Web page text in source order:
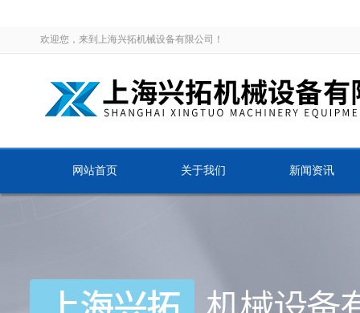
欢迎您，来到上海兴拓机械设备有限公司！
网站首页 关于我们 新闻资讯